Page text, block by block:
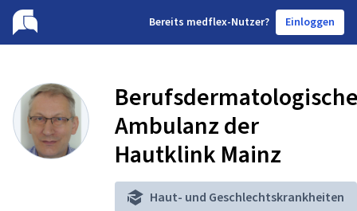
Bereits medflex-Nutzer? Einloggen
Ambulanz der
Hautklink Mainz
Haut- und Geschlechtskrankheiten